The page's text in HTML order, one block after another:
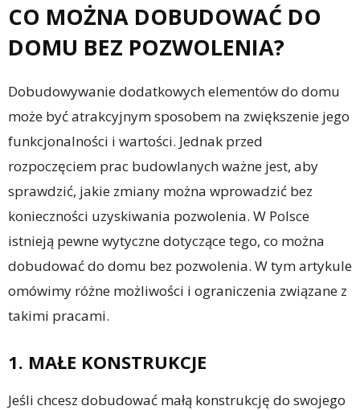
CO MOŻNA DOBUDOWAĆ DO
DOMU BEZ POZWOLENIA?
Dobudowywanie dodatkowych elementów do domu
może być atrakcyjnym sposobem na zwiększenie jego
funkcjonalności i wartości. Jednak przed
rozpoczęciem prac budowlanych ważne jest, aby
sprawdzić, jakie zmiany można wprowadzić bez
konieczności uzyskiwania pozwolenia. W Polsce
istnieją pewne wytyczne dotyczące tego, co można
dobudować do domu bez pozwolenia. W tym artykule
omówimy różne możliwości i ograniczenia związane z
takimi pracami.
1. MAŁE KONSTRUKCJE
Jeśli chcesz dobudować małą konstrukcję do swojego